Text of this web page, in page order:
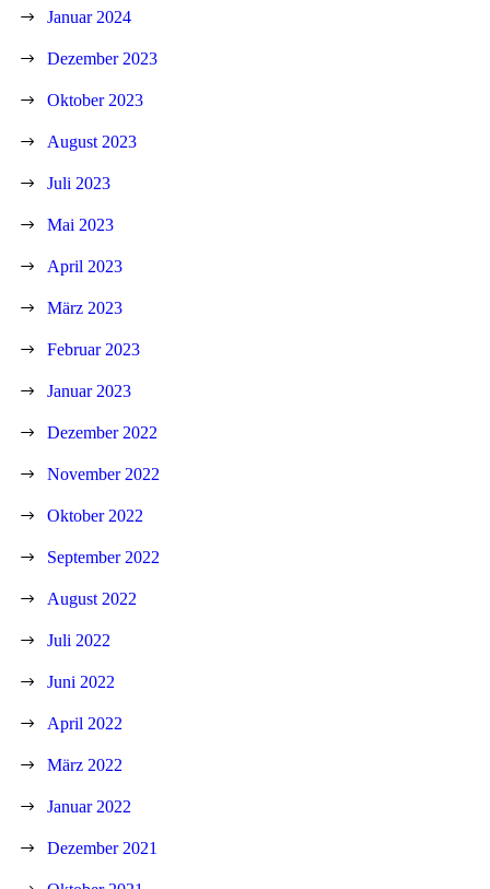
Januar 2024
Dezember 2023
Oktober 2023
August 2023
Juli 2023
Mai 2023
April 2023
März 2023
Februar 2023
Januar 2023
Dezember 2022
November 2022
Oktober 2022
September 2022
August 2022
Juli 2022
Juni 2022
April 2022
März 2022
Januar 2022
Dezember 2021